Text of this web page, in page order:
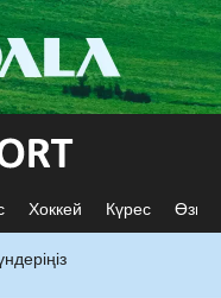
Хоккей Күрес Өзге